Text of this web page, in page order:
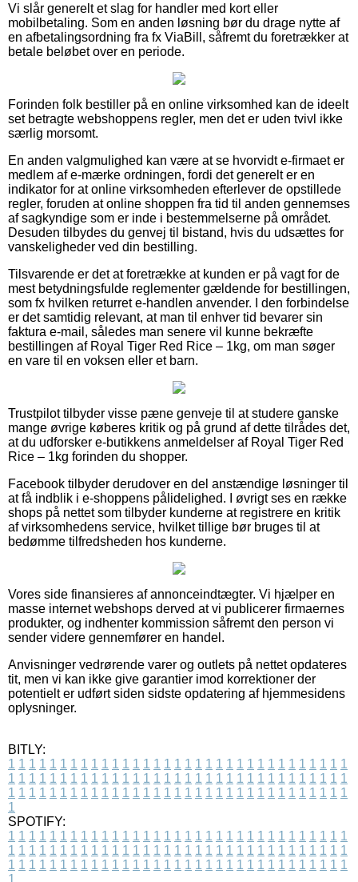
Vi slår generelt et slag for handler med kort eller
mobilbetaling. Som en anden løsning bør du drage nytte af
en afbetalingsordning fra fx ViaBill, såfremt du foretrækker at
betale beløbet over en periode.
Forinden folk bestiller på en online virksomhed kan de ideelt
set betragte webshoppens regler, men det er uden tvivl ikke
særlig morsomt.
En anden valgmulighed kan være at se hvorvidt e-firmaet er
medlem af e-mærke ordningen, fordi det generelt er en
indikator for at online virksomheden efterlever de opstillede
regler, foruden at online shoppen fra tid til anden gennemses
af sagkyndige som er inde i bestemmelserne på området.
Desuden tilbydes du genvej til bistand, hvis du udsættes for
vanskeligheder ved din bestilling.
Tilsvarende er det at foretrække at kunden er på vagt for de
mest betydningsfulde reglementer gældende for bestillingen,
som fx hvilken returret e-handlen anvender. I den forbindelse
er det samtidig relevant, at man til enhver tid bevarer sin
faktura e-mail, således man senere vil kunne bekræfte
bestillingen af Royal Tiger Red Rice – 1kg, om man søger
en vare til en voksen eller et barn.
Trustpilot tilbyder visse pæne genveje til at studere ganske
mange øvrige køberes kritik og på grund af dette tilrådes det,
at du udforsker e-butikkens anmeldelser af Royal Tiger Red
Rice – 1kg forinden du shopper.
Facebook tilbyder derudover en del anstændige løsninger til
at få indblik i e-shoppens pålidelighed. I øvrigt ses en række
shops på nettet som tilbyder kunderne at registrere en kritik
af virksomhedens service, hvilket tillige bør bruges til at
bedømme tilfredsheden hos kunderne.
Vores side finansieres af annonceindtægter. Vi hjælper en
masse internet webshops derved at vi publicerer firmaernes
produkter, og indhenter kommission såfremt den person vi
sender videre gennemfører en handel.
Anvisninger vedrørende varer og outlets på nettet opdateres
tit, men vi kan ikke give garantier imod korrektioner der
potentielt er udført siden sidste opdatering af hjemmesidens
oplysninger.
BITLY:
1 1 1 1 1 1 1 1 1 1 1 1 1 1 1 1 1 1 1 1 1 1 1 1 1 1 1 1 1 1 1 1 1
1 1 1 1 1 1 1 1 1 1 1 1 1 1 1 1 1 1 1 1 1 1 1 1 1 1 1 1 1 1 1 1 1
1 1 1 1 1 1 1 1 1 1 1 1 1 1 1 1 1 1 1 1 1 1 1 1 1 1 1 1 1 1 1 1 1
1
SPOTIFY:
1 1 1 1 1 1 1 1 1 1 1 1 1 1 1 1 1 1 1 1 1 1 1 1 1 1 1 1 1 1 1 1 1
1 1 1 1 1 1 1 1 1 1 1 1 1 1 1 1 1 1 1 1 1 1 1 1 1 1 1 1 1 1 1 1 1
1 1 1 1 1 1 1 1 1 1 1 1 1 1 1 1 1 1 1 1 1 1 1 1 1 1 1 1 1 1 1 1 1
1